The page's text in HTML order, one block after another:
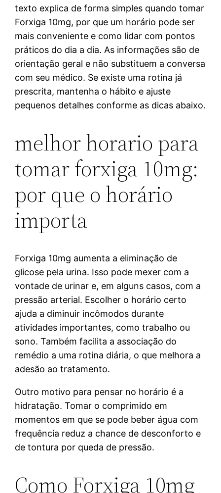
texto explica de forma simples quando tomar
Forxiga 10mg, por que um horário pode ser
mais conveniente e como lidar com pontos
práticos do dia a dia. As informações são de
orientação geral e não substituem a conversa
com seu médico. Se existe uma rotina já
prescrita, mantenha o hábito e ajuste
pequenos detalhes conforme as dicas abaixo.
melhor horario para
tomar forxiga 10mg:
por que o horário
importa
Forxiga 10mg aumenta a eliminação de
glicose pela urina. Isso pode mexer com a
vontade de urinar e, em alguns casos, com a
pressão arterial. Escolher o horário certo
ajuda a diminuir incômodos durante
atividades importantes, como trabalho ou
sono. Também facilita a associação do
remédio a uma rotina diária, o que melhora a
adesão ao tratamento.
Outro motivo para pensar no horário é a
hidratação. Tomar o comprimido em
momentos em que se pode beber água com
frequência reduz a chance de desconforto e
de tontura por queda de pressão.
Como Forxiga 10mg